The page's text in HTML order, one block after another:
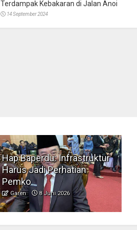
Terdampak Kebakaran di Jalan Anoi
14 September 2024
Hap Baperdu: Infrastruktur
Harus Jadi Perhatian
Pemko
Garen 8 Juni 2026